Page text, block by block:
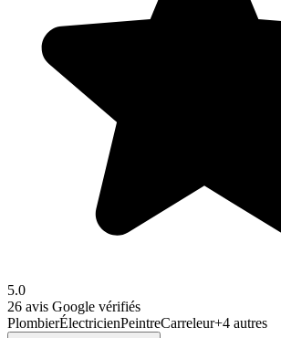
5.0
26 avis Google vérifiés
PlombierÉlectricienPeintreCarreleur+4 autres